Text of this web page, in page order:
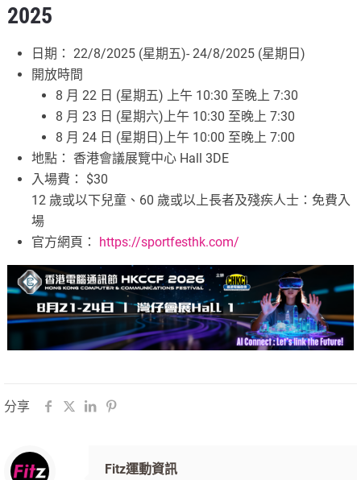
2025
日期： 22/8/2025 (星期五)- 24/8/2025 (星期日)
開放時間
8 月 22 日 (星期五) 上午 10:30 至晚上 7:30
8 月 23 日 (星期六)上午 10:30 至晚上 7:30
8 月 24 日 (星期日)上午 10:00 至晚上 7:00
地點： 香港會議展覽中心 Hall 3DE
入場費： $30
12 歲或以下兒童、60 歲或以上長者及殘疾人士：免費入
場
官方網頁： https://sportfesthk.com/
分享
Fitz運動資訊